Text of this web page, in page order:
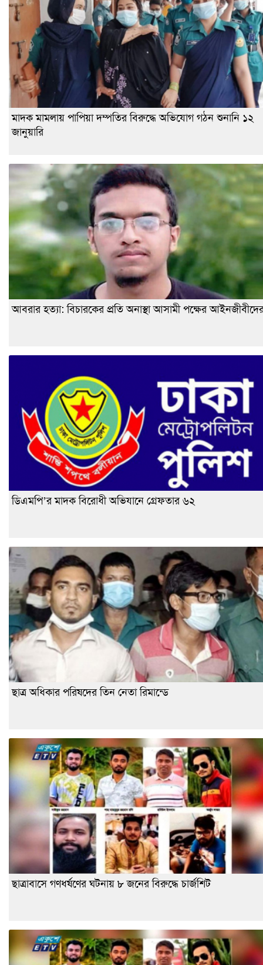
মাদক মামলায় পাপিয়া দম্পতির বিরুদ্ধে অভিযোগ গঠন শুনানি ১২
জানুয়ারি
আবরার হত্যা: বিচারকের প্রতি অনাস্থা আসামী পক্ষের
ডিএমপি’র মাদক বিরোধী অভিযানে গ্রেফতার ৬২
ছাত্র অধিকার পরিষদের তিন নেতা রিমান্ডে
ছাত্রাবাসে গণধর্ষণের ঘটনায় ৮ জনের বিরুদ্ধে চার্জশিট